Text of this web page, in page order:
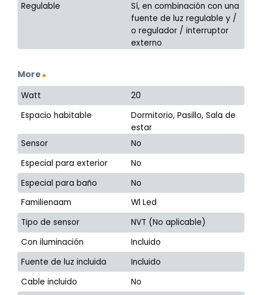
Regulable
Sí, en combinación con una
fuente de luz regulable y /
o regulador / interruptor
externo
More
Watt
20
Espacio habitable
Dormitorio, Pasillo, Sala de
estar
Sensor
No
Especial para exterior
No
Especial para baño
No
Familienaam
Wl Led
Tipo de sensor
NVT (No aplicable)
Con iluminación
Incluido
Fuente de luz incluida
Incluido
Cable incluido
No